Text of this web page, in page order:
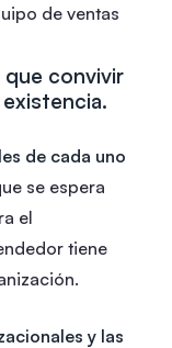
de ventas
que convivir
de cada uno
se espera
el
tiene
y las